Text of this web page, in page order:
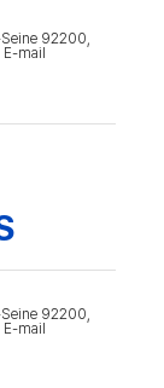
92200,
mail
92200,
mail